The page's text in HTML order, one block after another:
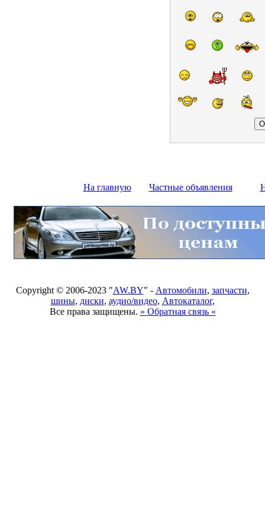
На главную Частные объявления
Copyright © 2006-2023 "AW.BY" - Автомобили, запчасти,
шины, диски, аудио/видео, Автокаталог,
Все права защищены. » Обратная связь «